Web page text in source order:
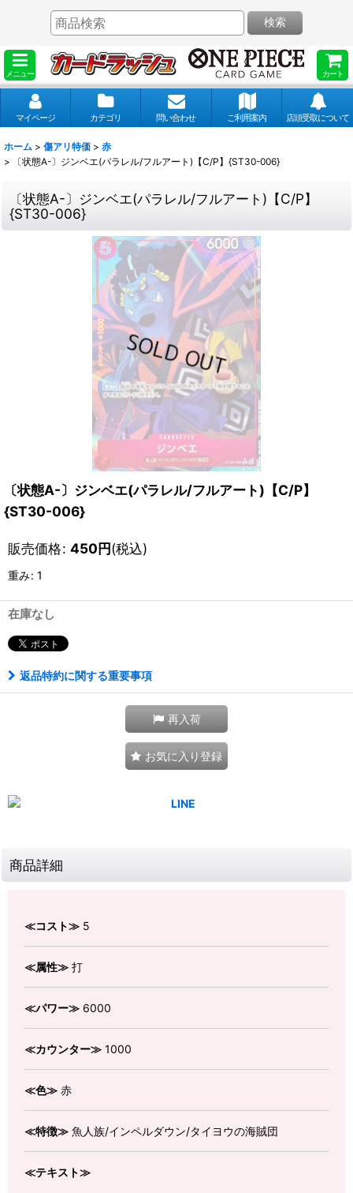
メニュー カート
検索
マイページ カテゴリ 問い合わせ ご利用案内 店頭受取について
ホーム > 傷アリ特価 > 赤
>
〔状態A-〕ジンベエ(パラレル/フルアート)【C/P】{ST30-006}
〔状態A-〕ジンベエ(パラレル/フルアート)【C/P】
{ST30-006}
〔状態A-〕ジンベエ(パラレル/フルアート)【C/P】
{ST30-006}
販売価格: 450円(税込)
重み: 1
在庫なし
返品特約に関する重要事項
再入荷
お気に入り登録
商品詳細
≪コスト≫ 5
≪属性≫ 打
≪パワー≫ 6000
≪カウンター≫ 1000
≪色≫ 赤
≪特徴≫ 魚人族/インペルダウン/タイヨウの海賊団
≪テキスト≫